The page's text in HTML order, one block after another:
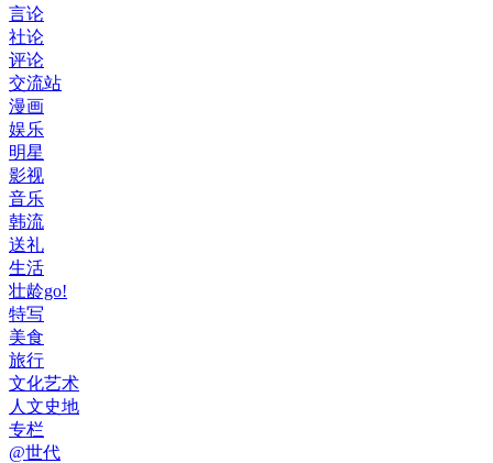
言论
社论
评论
交流站
漫画
娱乐
明星
影视
音乐
韩流
送礼
生活
壮龄go!
特写
美食
旅行
文化艺术
人文史地
专栏
@世代